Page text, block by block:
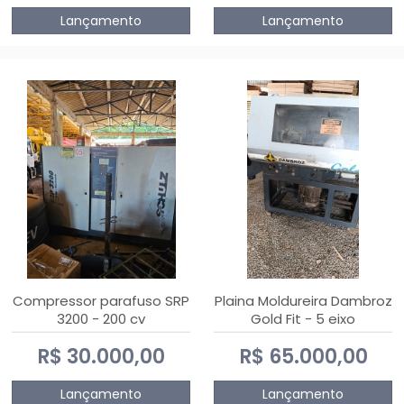
Lançamento Lançamento
Compressor parafuso SRP
3200 - 200 cv
R$ 30.000,00
Lançamento
Plaina Moldureira Dambroz
Gold Fit - 5 eixo
R$ 65.000,00
Lançamento